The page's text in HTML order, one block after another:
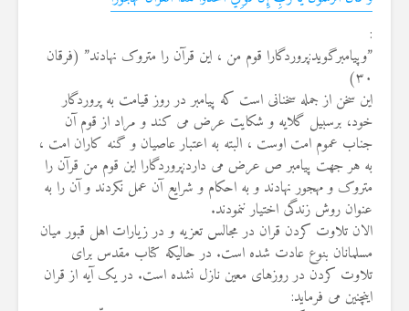
:
”وپیامبرگوید:پروردگارا قوم من ، این قرآن را متروک نهادند” (فرقان
۳۰)
این سخن از جمله سخنانی است که پیامبر در روز قیامت به پروردگار
خود، برسبیل گلایه و شکایت عرض می کند و مراد از قوم آن
جناب عموم امت اوست ، البته به اعتبار عاصیان و گنه کاران امت ،
به هر جهت پیامبر ص عرض می دارد:پروردگارا این قوم من قرآن را
متروک و مهجور نهادند و به احکام و شرایع آن عمل نکردند و آن را به
عنوان روش زندگی اختیار ننمودند.
الان تلاوت کردن قران در مجالس تعزیه و در زیارات اهل قبور میان
مسلمانان بنوع عادت شده است. در حالیکه کتاب مقدس برای
تلاوت کردن در روزهای معین نازل نشده است. در یک آیه از قران
اینچنین می فرماید: